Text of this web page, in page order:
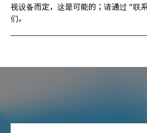
视设备而定，这是可能的；请通过 “联
们。